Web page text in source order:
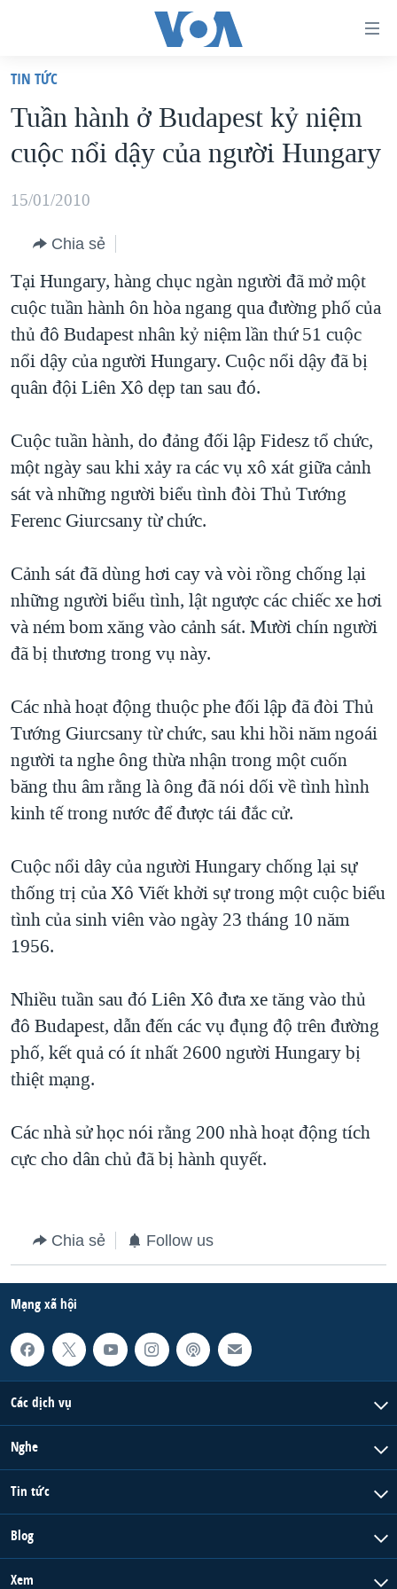
truy
cập
Tới
dung
chính
điều
hướng
chính
Đi
tới
VIỆT NAM
HOA KỲ
BIỂN ĐÔNG
BLOG
DIỄN ĐÀN
MỤC
TỰ DO BÁO CHÍ
VẠCH TRẦN TIN GIẢ
ĐỜI SỐNG
KINH TẾ
KHOA HỌC
VĂN HOÁ
THỂ THAO
CHUYÊN ĐỀ
CHIẾN TRANH THƯƠNG MẠI CỦA MỸ: QUÁ KHỨ VÀ HIỆN
HÀNH TRÌNH BẦU CỬ 2024
MỘT NĂM CHIẾN TRANH TẠI DẢI GAZA
GIẢI MÃ VÀNH ĐAI & CON ĐƯỜNG
NGÀY TỊ NẠN THẾ GIỚI
GROUND ZERO – XƯA VÀ NAY
CHI PHÍ CHIẾN TRANH AFGHANISTAN
CÁC GIÁ TRỊ CỘNG HÒA Ở VIỆT NAM
TRỊNH VĨNH BÌNH VS. CHÍNH PHỦ VIỆT NAM
NGƯ DÂN VIỆT VÀ LÀN SÓNG TRỘM HẢI SÂM
BÊN KIA QUỐC LỘ: TIẾNG VỌNG TỪ NÔNG THÔN MỸ
QUAN HỆ VIỆT MỸ
HỌC TIẾNG ANH
NGHE
MẠNG XÃ HỘI
Ngôn ngữ khác
TIN TỨC
Tuần hành ở Budapest kỷ niệm
cuộc nổi dậy của người Hungary
15/01/2010
Chia sẻ
Tại Hungary, hàng chục ngàn người đã mở một
cuộc tuần hành ôn hòa ngang qua đường phố của
thủ đô Budapest nhân kỷ niệm lần thứ 51 cuộc
nổi dậy của người Hungary. Cuộc nổi dậy đã bị
quân đội Liên Xô dẹp tan sau đó.
Cuộc tuần hành, do đảng đối lập Fidesz tổ chức,
một ngày sau khi xảy ra các vụ xô xát giữa cảnh
sát và những người biểu tình đòi Thủ Tướng
Ferenc Giurcsany từ chức.
Cảnh sát đã dùng hơi cay và vòi rồng chống lại
những người biểu tình, lật ngược các chiếc xe hơi
và ném bom xăng vào cảnh sát. Mười chín người
đã bị thương trong vụ này.
Các nhà hoạt động thuộc phe đối lập đã đòi Thủ
Tướng Giurcsany từ chức, sau khi hồi năm ngoái
người ta nghe ông thừa nhận trong một cuốn
băng thu âm rằng là ông đã nói dối về tình hình
kinh tế trong nước để được tái đắc cử.
Cuộc nổi dây của người Hungary chống lại sự
thống trị của Xô Viết khởi sự trong một cuộc biểu
tình của sinh viên vào ngày 23 tháng 10 năm
1956.
Nhiều tuần sau đó Liên Xô đưa xe tăng vào thủ
đô Budapest, dẫn đến các vụ đụng độ trên đường
phố, kết quả có ít nhất 2600 người Hungary bị
thiệt mạng.
Các nhà sử học nói rằng 200 nhà hoạt động tích
cực cho dân chủ đã bị hành quyết.
Chia sẻ Follow us
Mạng xã hội
Các dịch vụ
Nghe
Tin tức
Blog
Xem